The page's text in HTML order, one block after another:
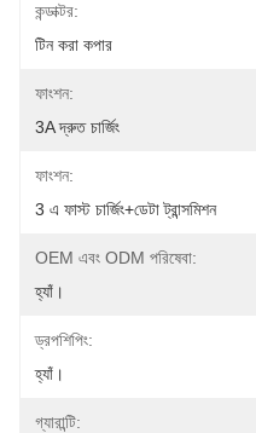
কন্ডাক্টর:
টিন করা কপার
ফাংশন:
3A দ্রুত চার্জিং
ফাংশন:
3 এ ফাস্ট চার্জিং+ডেটা ট্রান্সমিশন
OEM এবং ODM পরিষেবা:
হ্যাঁ।
ড্রপশিপিং:
হ্যাঁ।
গ্যারান্টি: